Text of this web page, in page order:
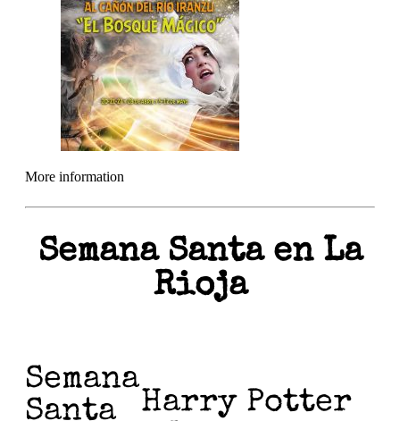
More information
Semana Santa en La
Rioja
Semana
Santa
Harry Potter